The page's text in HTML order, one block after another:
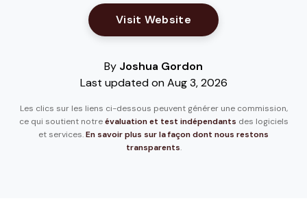
Visit Website Opens New Window
By Joshua Gordon
Last updated on Aug 3, 2026
Les clics sur les liens ci-dessous peuvent générer une commission,
ce qui soutient notre évaluation et test indépendants des logiciels
et services. En savoir plus sur la façon dont nous restons
transparents.